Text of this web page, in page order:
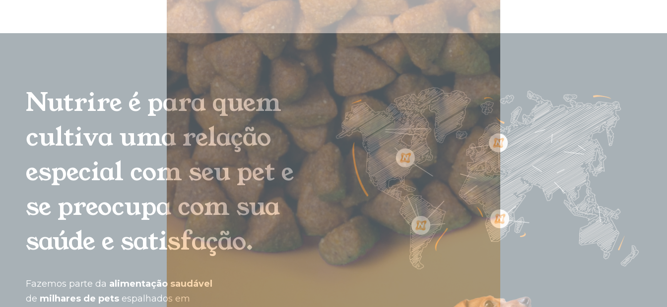
Nutrire é para quem
cultiva uma relação
especial com seu pet e
se preocupa com sua
saúde e satisfação.
Fazemos parte da alimentação saudável
de milhares de pets espalhados em